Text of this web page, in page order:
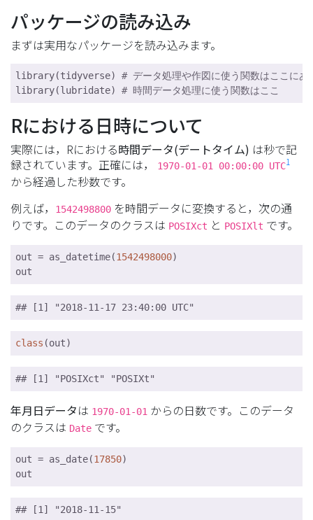
パッケージの読み込み
まずは実用なパッケージを読み込みます。
library(tidyverse) # データ処理や作図に使う関数はここにあ
library(lubridate) # 時間データ処理に使う関数はここ
Rにおける日時について
実際には，Rにおける時間データ(デートタイム) は秒で記
録されています。正確には，
1970-01-01 00:00:00 UTC1
から経過した秒数です。
例えば，
1542498800 を時間データに変換すると，次の通
りです。このデータのクラスは POSIXct と POSIXlt です。
out = as_datetime(1542498000)
out
## [1] "2018-11-17 23:40:00 UTC"
class (out)
## [1] "POSIXct" "POSIXt"
年月日データは 1970-01-01 からの日数です。このデータ
のクラスは Date です。
out = as_date(17850)
out
## [1] "2018-11-15"